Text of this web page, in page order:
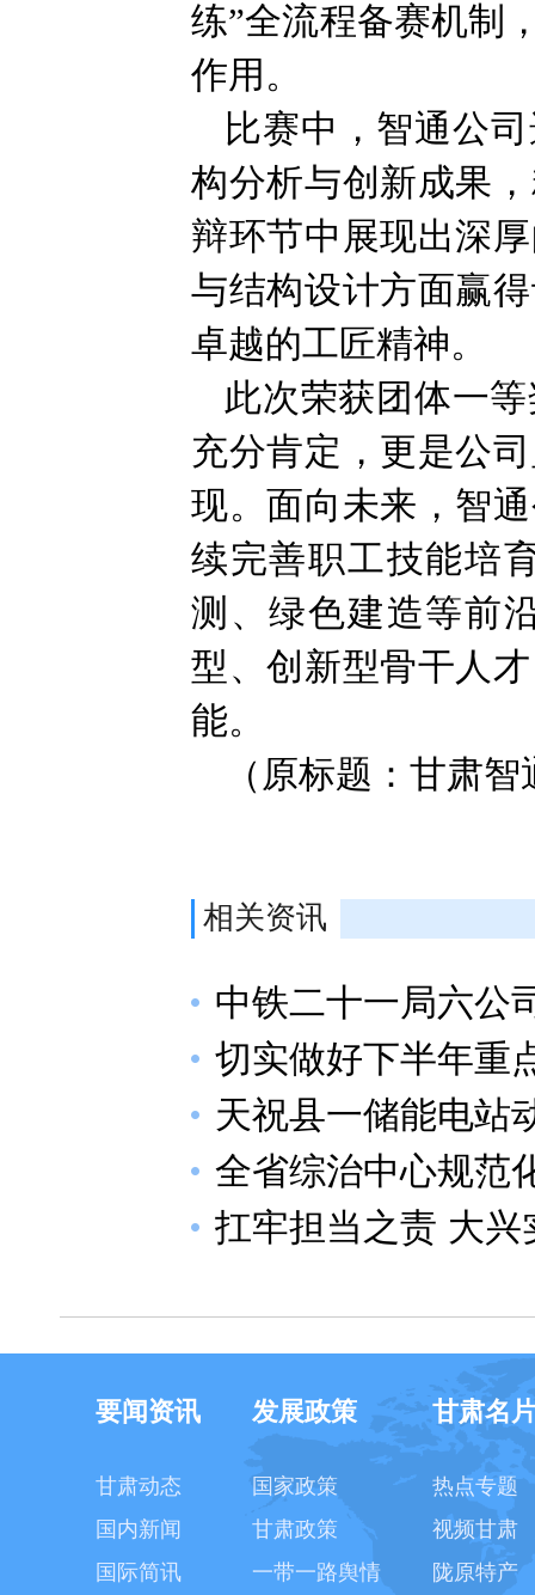
练”全流程备赛机制
作用。
比赛中，智通公
构分析与创新成果
辩环节中展现出深
与结构设计方面赢
卓越的工匠精神。
此次荣获团体一
充分肯定，更是公
现。面向未来，智
续完善职工技能培
测、绿色建造等前
型、创新型骨干人
能。
（原标题：甘肃
相关资讯
中铁二十一局六公
切实做好下半年重
天祝县一储能电站
全省综治中心规范
扛牢担当之责 大
要闻资讯
甘肃动态
国内新闻
国际简讯
发展政策
国家政策
甘肃政策
一带一路舆情
甘肃名
热点专题
视频甘肃
陇原特产